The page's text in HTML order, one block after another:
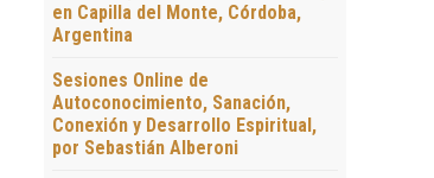
en Capilla del Monte, Córdoba,
Argentina
Sesiones Online de
Autoconocimiento, Sanación,
Conexión y Desarrollo Espiritual,
por Sebastián Alberoni